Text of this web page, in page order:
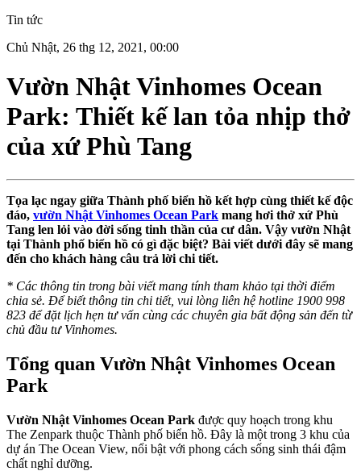
Tin tức
Chủ Nhật, 26 thg 12, 2021, 00:00
Vườn Nhật Vinhomes Ocean
Park: Thiết kế lan tỏa nhịp thở
của xứ Phù Tang
Tọa lạc ngay giữa Thành phố biển hồ kết hợp cùng thiết kế độc
đáo, vườn Nhật Vinhomes Ocean Park mang hơi thở xứ Phù
Tang len lỏi vào đời sống tinh thần của cư dân. Vậy vườn Nhật
tại Thành phố biển hồ có gì đặc biệt? Bài viết dưới đây sẽ mang
đến cho khách hàng câu trả lời chi tiết.
* Các thông tin trong bài viết mang tính tham khảo tại thời điểm
chia sẻ. Để biết thông tin chi tiết, vui lòng liên hệ hotline 1900 998
823 để đặt lịch hẹn tư vấn cùng các chuyên gia bất động sản đến từ
chủ đầu tư Vinhomes.
Tổng quan Vườn Nhật Vinhomes Ocean
Park
Vườn Nhật Vinhomes Ocean Park được quy hoạch trong khu
The Zenpark thuộc Thành phố biển hồ. Đây là một trong 3 khu của
dự án The Ocean View, nổi bật với phong cách sống sinh thái đậm
chất nghỉ dưỡng.